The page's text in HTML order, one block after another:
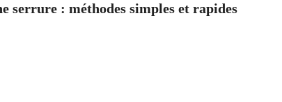
serrure : méthodes simples et rapides